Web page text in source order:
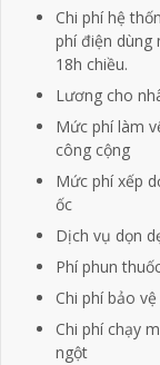
Chi phí hệ
phí điện dùng
18h chiều.
Lương cho
Mức phí làm
công cộng
Mức phí xếp
ốc
Dịch vụ dọn
Phí phun
Chi phí bảo
Chi phí chạy
ngột